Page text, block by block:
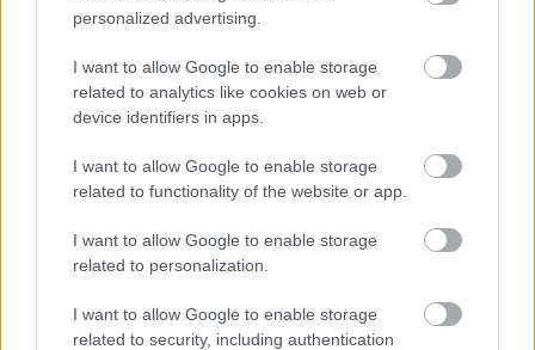
personalized advertising.
I want to allow Google to enable storage
related to analytics like cookies on web or
device identifiers in apps.
I want to allow Google to enable storage
related to functionality of the website or app.
I want to allow Google to enable storage
related to personalization.
I want to allow Google to enable storage
related to security, including authentication
Mi lett Alain Delon vagyonával? Adóhatósági
HÍREK 2026. júl. 19.